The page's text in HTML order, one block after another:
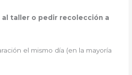
al taller o pedir recolección a
el mismo día (en la mayoría